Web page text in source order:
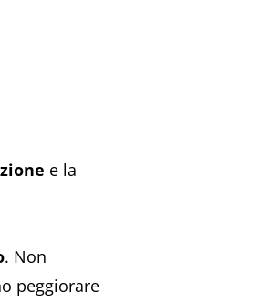
e la
. Non
peggiorare